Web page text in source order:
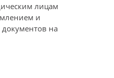
лицам
и
на